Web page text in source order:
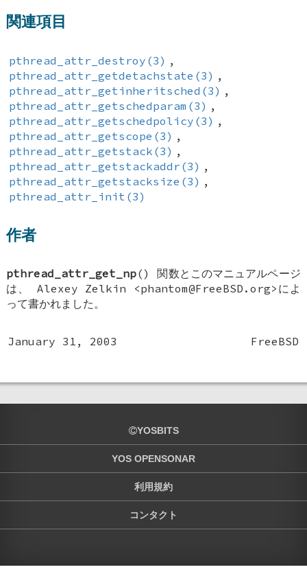
関連項目
pthread_attr_destroy(3) ,
pthread_attr_getdetachstate(3) ,
pthread_attr_getinheritsched(3) ,
pthread_attr_getschedparam(3) ,
pthread_attr_getschedpolicy(3) ,
pthread_attr_getscope(3) ,
pthread_attr_getstack(3) ,
pthread_attr_getstackaddr(3) ,
pthread_attr_getstacksize(3) ,
pthread_attr_init(3)
作者
pthread_attr_get_np() 関数とこのマニュアルページ
は、 Alexey Zelkin <phantom@FreeBSD.org>によ
って書かれました。
January 31, 2003 FreeBSD
YOSBITS
YOS OPENSONAR
利用規約
コンタクト